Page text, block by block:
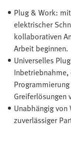
Plug & Work:
elektrischer
kollaborativen
Arbeit beginnen.
Universelles
Greiferlösungen
Unabhängig
zuverlässiger